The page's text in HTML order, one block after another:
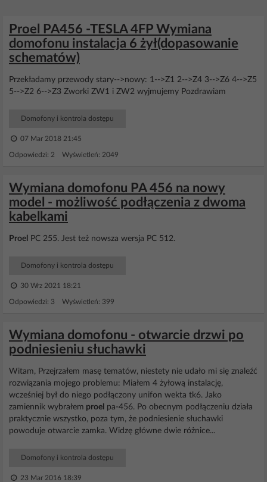
Proel PA456 -TESLA 4FP Wymiana
domofonu instalacja 6 żył(dopasowanie
schematów)
Przekładamy przewody stary-->nowy: 1-->Z1 2-->Z4 3-->Z6 4-->Z5
5-->Z2 6-->Z3 Zworki ZW1 i ZW2 wyjmujemy Pozdrawiam
Domofony i kontrola dostępu
07 Mar 2018 21:45
Odpowiedzi: 2 Wyświetleń: 2049
Wymiana domofonu PA 456 na nowy
model - możliwość podłączenia z dwoma
kabelkami
Proel PC 255. Jest też nowsza wersja PC 512.
Domofony i kontrola dostępu
30 Wrz 2021 18:21
Odpowiedzi: 3 Wyświetleń: 399
Wymiana domofonu - otwarcie drzwi po
podniesieniu słuchawki
Witam, Przejrzałem masę tematów, niestety nie udało mi się znaleźć
rozwiązania mojego problemu: Miałem 4 żyłową instalację,
wcześniej był do niego podłączony unifon wekta tk6. Jako
zamiennik wybrałem proel pa-456. Po obecnym podłączeniu działa
praktycznie wszystko, poza tym, że podniesienie słuchawki
powoduje otwarcie zamka. Widzę główne dwie różnice...
Domofony i kontrola dostępu
23 Mar 2016 18:39